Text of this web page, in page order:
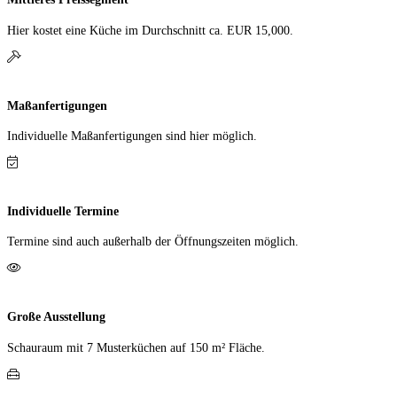
Hier kostet eine Küche im Durch­schnitt ca. EUR 15,000.
Maßanfertigungen
Individuelle Maß­anfer­tigungen sind hier möglich.
Individuelle Termine
Termine sind auch außerhalb der Öffnungs­zeiten möglich.
Große Ausstellung
Schauraum mit 7 Muster­küchen auf 150 m² Fläche.